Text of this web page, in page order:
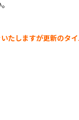
しますが更新のタ